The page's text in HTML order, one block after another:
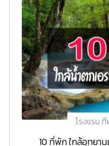
โรงแรม
10 ที่พัก ใกล้อุทยา